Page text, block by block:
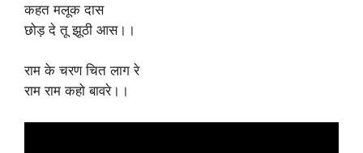
कहत मलूक दास
छोड़ दे तू झूठी आस।।
राम के चरण चित लाग रे
राम राम कहो बावरे।।